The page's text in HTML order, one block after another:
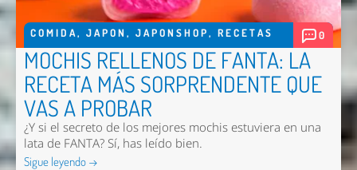
COMIDA, JAPON , JAPONSHOP, RECETAS 0
MOCHIS RELLENOS DE FANTA: LA
RECETA MÁS SORPRENDENTE QUE
VAS A PROBAR
¿Y si el secreto de los mejores mochis estuviera en una
lata de FANTA? Sí, has leído bien.
Sigue leyendo →
Enviar